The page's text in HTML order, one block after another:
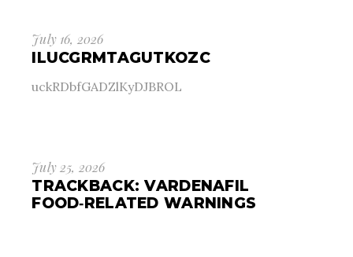
July 16, 2026
ILUCGRMTAGUTKOZC
uckRDbfGADZlKyDJBROL
July 25, 2026
TRACKBACK:VARDENAFIL
FOOD‑RELATED WARNINGS